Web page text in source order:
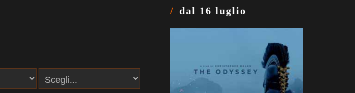
dal 16 luglio